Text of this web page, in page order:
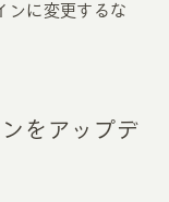
ンに変更するな
をアップデ